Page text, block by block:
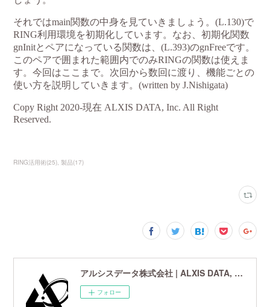
RING活用術(25) 製品(17)
アルシスデータ株式会社 | ALXIS DATA, Inc. | 世界最先端の画像鮮鋭化技術研究開発企業
フォロー